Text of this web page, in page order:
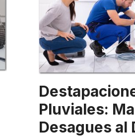
Pluviales:
Desagues al